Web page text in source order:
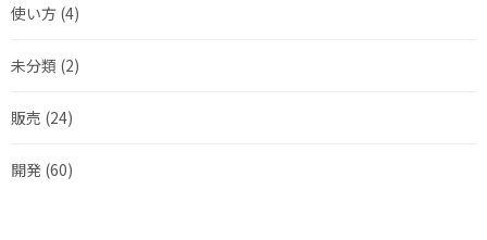
使い方 (4)
未分類 (2)
販売 (24)
開発 (60)